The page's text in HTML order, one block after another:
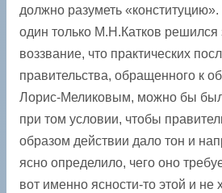
должно разуметь
один только М.Н.Катков решился
воззвание, что практических
правительства, обращенного к
Лoрис-Меликовым, можно бы
при том условии, чтобы
образом действии дало тон и
ясно определило, чего оно
вот именно ясности-то этой и не